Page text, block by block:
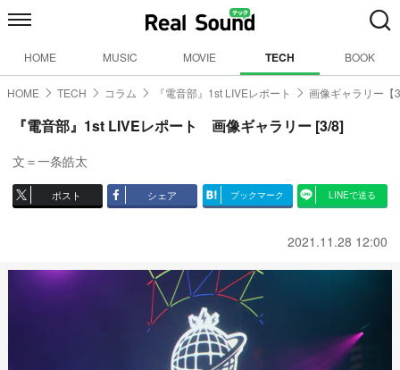
HOME MUSIC MOVIE TECH BOOK
HOME TECH コラム 『電音部』1st LIVEレポート 画像ギャラリー【
『電音部』1st LIVEレポート 画像ギャラリー [3/8]
文＝一条皓太
ポスト シェア ブックマーク LINEで送る
2021.11.28 12:00